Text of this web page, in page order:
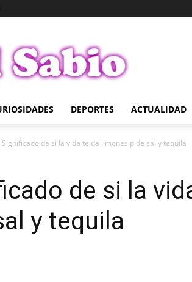
Sabio
DEPORTES ACTUALIDAD
Significado de si la vida te da limones pide sal y tequila
de si la
y tequila